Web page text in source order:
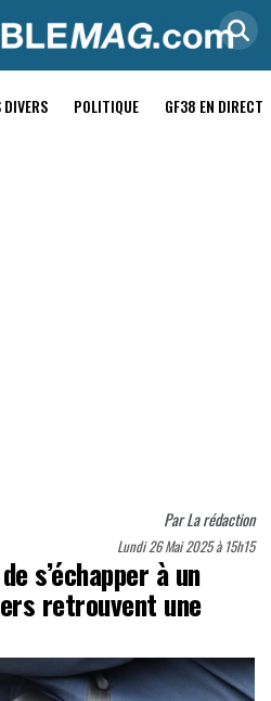
POLITIQUE GF38 EN DIRECT
ParLa rédaction
Lundi 26 Mai 2025 à 15h15
s’échapper à un
retrouvent une